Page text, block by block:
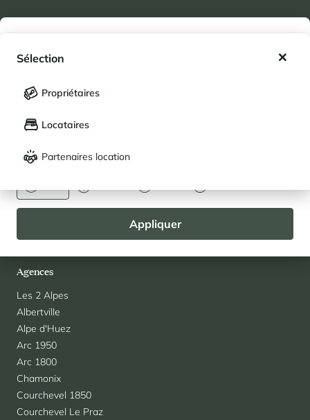
Français
DEVISE
Appliquer
Sélection
Propriétaires
Locataires
Partenaires location
À propos
Cimalpes
Avis clients
Questions fréquentes
Blog
Recrutement
Agences
Les 2 Alpes
Albertville
Alpe d'Huez
Arc 1950
Arc 1800
Chamonix
Courchevel 1850
Courchevel Le Praz